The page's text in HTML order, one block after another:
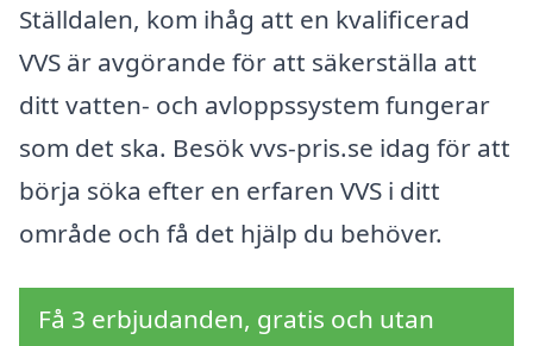
Ställdalen, kom ihåg att en kvalificerad
VVS är avgörande för att säkerställa att
ditt vatten- och avloppssystem fungerar
som det ska. Besök vvs-pris.se idag för att
börja söka efter en erfaren VVS i ditt
område och få det hjälp du behöver.
Få 3 erbjudanden, gratis och utan